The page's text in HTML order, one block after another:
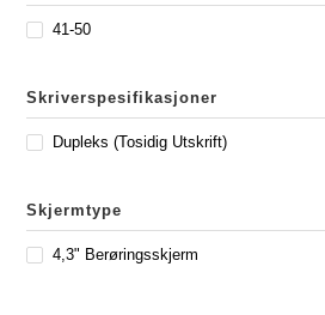
41-50
Skriverspesifikasjoner
Dupleks (Tosidig Utskrift)
Skjermtype
4,3" Berøringsskjerm